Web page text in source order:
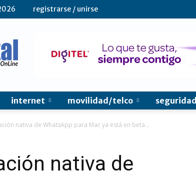
registrarse / unirse
internet movilidad/telco seguridad
nativa de WhatsApp para Mac ya está en beta...
nativa de